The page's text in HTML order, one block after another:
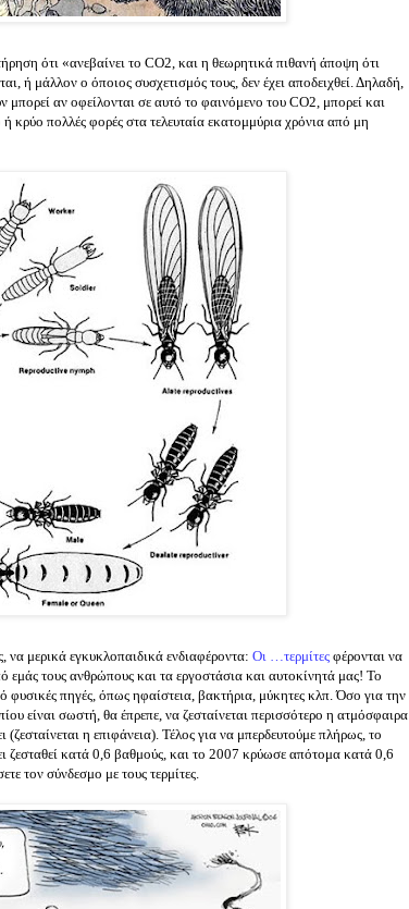
ότι «ανεβαίνει το CO2, και η θεωρητικά πιθανή άποψη ότι
ή μάλλον ο όποιος συσχετισμός τους, δεν έχει αποδειχθεί. Δηλαδή,
μπορεί αν οφείλονται σε αυτό το φαινόμενο του CO2, μπορεί και
κρύο πολλές φορές στα τελευταία εκατομμύρια χρόνια από μη
μερικά εγκυκλοπαιδικά ενδιαφέροντα: Οι …τερμίτες φέρονται να
τους ανθρώπους και τα εργοστάσια και αυτοκίνητά μας! Το
πηγές, όπως ηφαίστεια, βακτήρια, μύκητες κλπ. Όσο για την
είναι σωστή, θα έπρεπε, να ζεσταίνεται περισσότερο η ατμόσφαιρα
η επιφάνεια). Τέλος για να μπερδευτούμε πλήρως, το
ζεσταθεί κατά 0,6 βαθμούς, και το 2007 κρύωσε απότομα κατά 0,6
τον σύνδεσμο με τους τερμίτες.